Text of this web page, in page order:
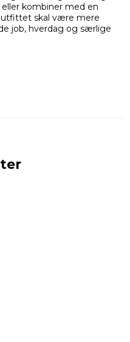
kombiner med en
skal være mere
job, hverdag og særlige